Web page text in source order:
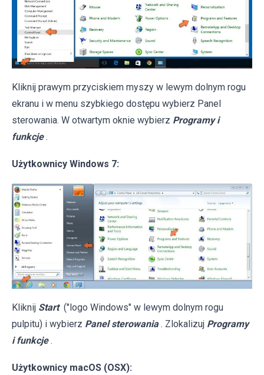
Kliknij prawym przyciskiem myszy w lewym dolnym rogu
ekranu i w menu szybkiego dostępu wybierz Panel
sterowania. W otwartym oknie wybierz Programy i
funkcje .
Użytkownicy Windows 7:
Kliknij Start ("logo Windows" w lewym dolnym rogu
pulpitu) i wybierz Panel sterowania . Zlokalizuj Programy
i funkcje .
Użytkownicy macOS (OSX):